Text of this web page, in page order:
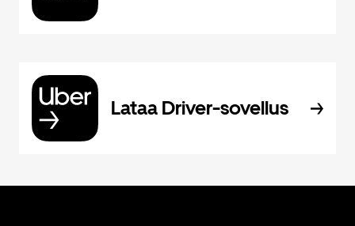
Lataa Driver-sovellus